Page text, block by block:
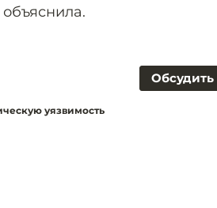
Обсудить
уязвимость